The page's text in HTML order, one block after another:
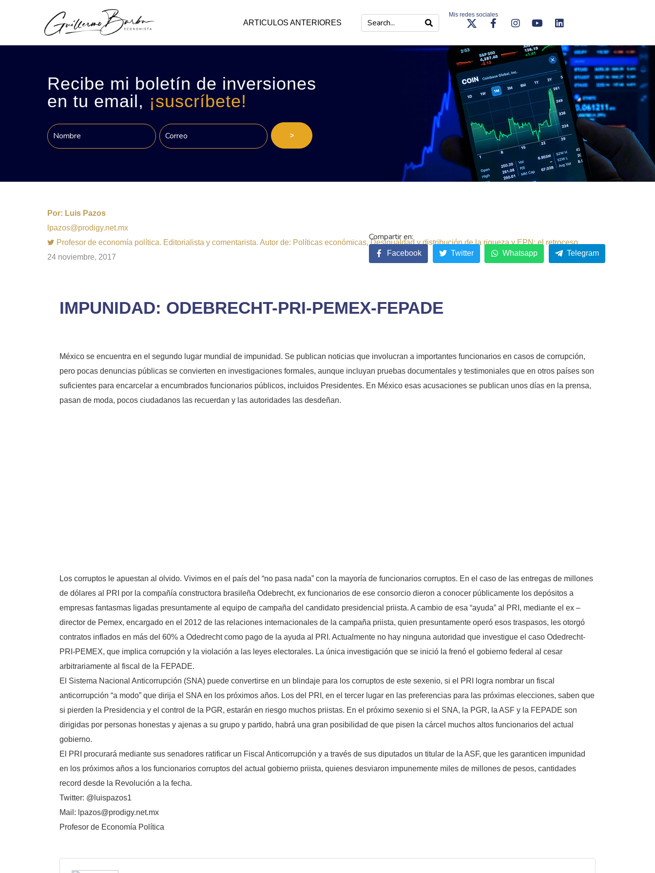
ARTICULOS ANTERIORES
Mis redes sociales
Recibe mi boletín de inversiones
en tu email, ¡suscríbete!
>
Por: Luis Pazos
lpazos@prodigy.net.mx
Profesor de economía política. Editorialista y comentarista. Autor de: Políticas económicas, Desigualdad y distribución de la riqueza y EPN: el retroceso.
24 noviembre, 2017
IMPUNIDAD: ODEBRECHT-PRI-PEMEX-FEPADE
México se encuentra en el segundo lugar mundial de impunidad. Se publican noticias que involucran a importantes funcionarios en casos de corrupción,
pero pocas denuncias públicas se convierten en investigaciones formales, aunque incluyan pruebas documentales y testimoniales que en otros países son
suficientes para encarcelar a encumbrados funcionarios públicos, incluidos Presidentes. En México esas acusaciones se publican unos días en la prensa,
pasan de moda, pocos ciudadanos las recuerdan y las autoridades las desdeñan.
Los corruptos le apuestan al olvido. Vivimos en el país del “no pasa nada” con la mayoría de funcionarios corruptos. En el caso de las entregas de millones
de dólares al PRI por la compañía constructora brasileña Odebrecht, ex funcionarios de ese consorcio dieron a conocer públicamente los depósitos a
empresas fantasmas ligadas presuntamente al equipo de campaña del candidato presidencial priista. A cambio de esa “ayuda” al PRI, mediante el ex –
director de Pemex, encargado en el 2012 de las relaciones internacionales de la campaña priista, quien presuntamente operó esos traspasos, les otorgó
contratos inflados en más del 60% a Odedrecht como pago de la ayuda al PRI. Actualmente no hay ninguna autoridad que investigue el caso Odedrecht-
PRI-PEMEX, que implica corrupción y la violación a las leyes electorales. La única investigación que se inició la frenó el gobierno federal al cesar
arbitrariamente al fiscal de la FEPADE.
El Sistema Nacional Anticorrupción (SNA) puede convertirse en un blindaje para los corruptos de este sexenio, si el PRI logra nombrar un fiscal
anticorrupción “a modo” que dirija el SNA en los próximos años. Los del PRI, en el tercer lugar en las preferencias para las próximas elecciones, saben que
si pierden la Presidencia y el control de la PGR, estarán en riesgo muchos priistas. En el próximo sexenio si el SNA, la PGR, la ASF y la FEPADE son
dirigidas por personas honestas y ajenas a su grupo y partido, habrá una gran posibilidad de que pisen la cárcel muchos altos funcionarios del actual
gobierno.
El PRI procurará mediante sus senadores ratificar un Fiscal Anticorrupción y a través de sus diputados un titular de la ASF, que les garanticen impunidad
en los próximos años a los funcionarios corruptos del actual gobierno priista, quienes desviaron impunemente miles de millones de pesos, cantidades
record desde la Revolución a la fecha.
Twitter: @luispazos1
Mail: lpazos@prodigy.net.mx
Profesor de Economía Política
Facebook Twitter Whatsapp Telegram